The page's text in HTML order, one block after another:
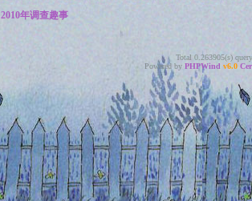
2010年调查趣事
Total 0.263905(s)
Powered by PHPWind v6.0